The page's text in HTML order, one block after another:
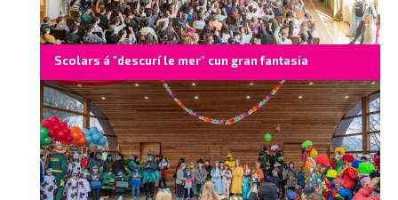
Scolars á "descurí le mer" cun gran fantasia